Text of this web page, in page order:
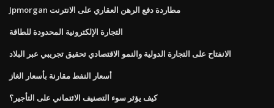
Jpmorgan مطاردة دفع الرهن العقاري على الانترنت
التجارة الإلكترونية المحدودة للطاقة
الانفتاح على التجارة الدولية والنمو الاقتصادي تحقيق تجريبي عبر البلاد
أسعار النفط مقارنة بأسعار الغاز
كيف يؤثر سوء التصنيف الائتماني على التأجير؟